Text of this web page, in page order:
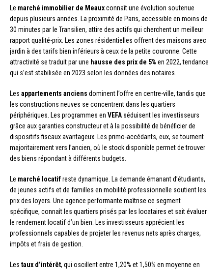
Le marché immobilier de Meauxconnaît une évolution soutenue
depuis plusieurs années. La proximité de Paris, accessible en moins de
30 minutes par le Transilien, attire des actifs qui cherchent un meilleur
rapport qualité-prix. Les zones résidentielles offrent des maisons avec
jardin à des tarifs bien inférieurs à ceux de la petite couronne. Cette
attractivité se traduit par une hausse des prix de 5% en 2022, tendance
qui s’est stabilisée en 2023 selon les données des notaires.
Les appartements anciens dominent l’offre en centre-ville, tandis que
les constructions neuves se concentrent dans les quartiers
périphériques. Les programmes en VEFA séduisent les investisseurs
grâce aux garanties constructeur et à la possibilité de bénéficier de
dispositifs fiscaux avantageux. Les primo-accédants, eux, se tournent
majoritairement vers l’ancien, où le stock disponible permet de trouver
des biens répondant à différents budgets.
Le marché locatifreste dynamique. La demande émanant d’étudiants,
de jeunes actifs et de familles en mobilité professionnelle soutient les
prix des loyers. Une agence performante maîtrise ce segment
spécifique, connaît les quartiers prisés par les locataires et sait évaluer
le rendement locatif d’un bien. Les investisseurs apprécient les
professionnels capables de projeter les revenus nets après charges,
impôts et frais de gestion.
Les taux d’intérêt, qui oscillent entre 1,20% et 1,50% en moyenne en